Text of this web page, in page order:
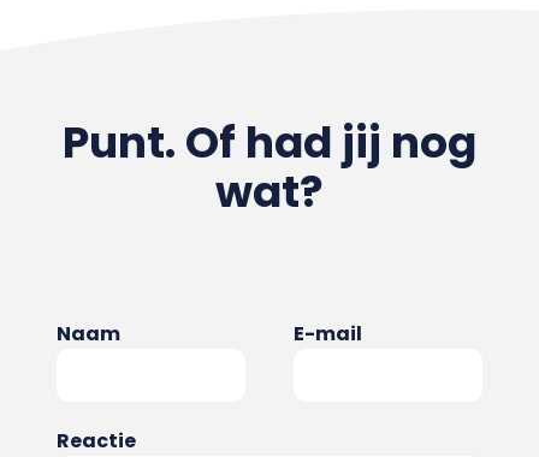
Punt. Of had jij nog
wat?
Naam E-mail
Reactie